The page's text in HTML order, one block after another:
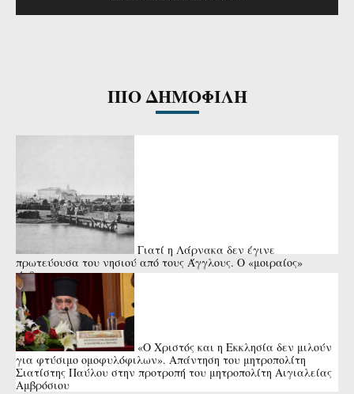
ΠΙΟ ΔΗΜΟΦΙΛΗ
Γιατί η Λάρνακα δεν έγινε
πρωτεύουσα του νησιού από τους Άγγλους. Ο «μοιραίος»
άνθρωπος
«Ο Χριστός και η Εκκλησία δεν μιλούν
για φτύσιμο ομοφυλόφιλων». Απάντηση του μητροπολίτη
Σιατίστης Παύλου στην προτροπή του μητροπολίτη Αιγιαλείας
Αμβρόσιου